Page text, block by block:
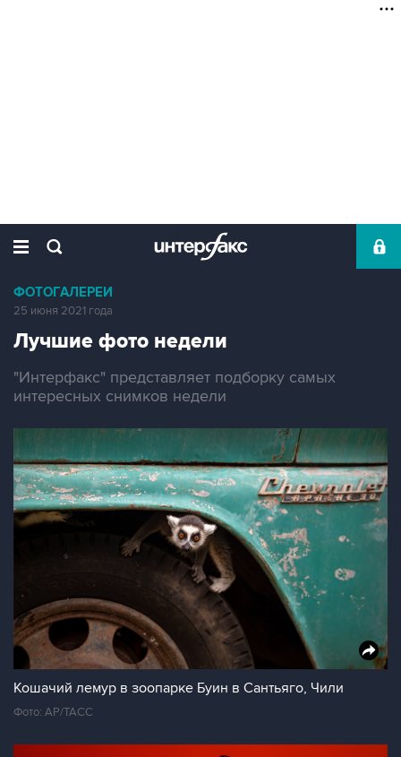
ФОТОГАЛЕРЕИ
25 июня 2021 года
Лучшие фото недели
"Интерфакс" представляет подборку самых
интересных снимков недели
Кошачий лемур в зоопарке Буин в Сантьяго, Чили
Фото: AP/ТАСС